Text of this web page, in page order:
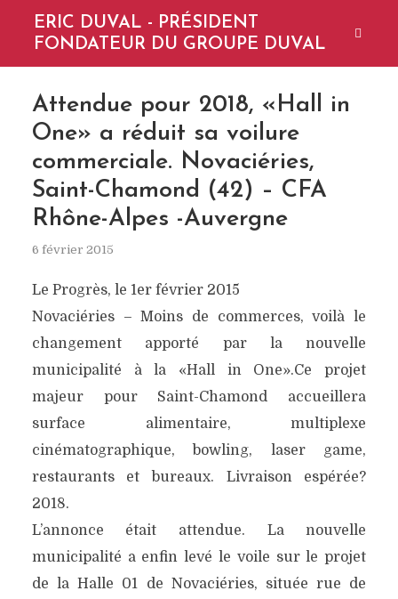
ERIC DUVAL - PRÉSIDENT
FONDATEUR DU GROUPE DUVAL
Attendue pour 2018, «Hall in
One» a réduit sa voilure
commerciale. Novaciéries,
Saint-Chamond (42) – CFA
Rhône-Alpes -Auvergne
6 février 2015
Le Progrès, le 1er février 2015
Novaciéries – Moins de commerces, voilà le
changement apporté par la nouvelle
municipalité à la «Hall in One».Ce projet
majeur pour Saint-Chamond accueillera
surface alimentaire, multiplexe
cinématographique, bowling, laser game,
restaurants et bureaux. Livraison espérée?
2018.
L’annonce était attendue. La nouvelle
municipalité a enfin levé le voile sur le projet
de la Halle 01 de Novaciéries, située rue de